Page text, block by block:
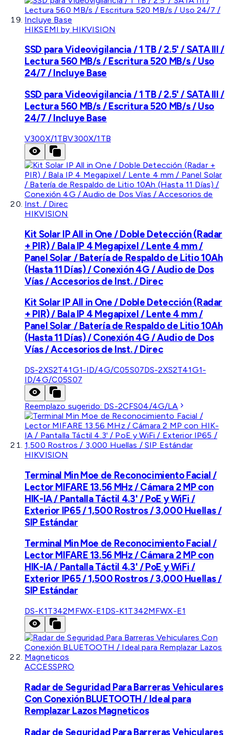
HIKSEMI by HIKVISION
SSD para Videovigilancia / 1 TB / 2.5' / SATA III /
Lectura 560 MB/s / Escritura 520 MB/s / Uso
24/7 / Incluye Base
SSD para Videovigilancia / 1 TB / 2.5' / SATA III /
Lectura 560 MB/s / Escritura 520 MB/s / Uso
24/7 / Incluye Base
V300X/1TBV300X/1TB
HIKVISION
Kit Solar IP All in One / Doble Detección (Radar
+ PIR) / Bala IP 4 Megapixel / Lente 4 mm /
Panel Solar / Batería de Respaldo de Litio 10Ah
(Hasta 11 Días) / Conexión 4G / Audio de Dos
Vías / Accesorios de Inst. / Direc
Kit Solar IP All in One / Doble Detección (Radar
+ PIR) / Bala IP 4 Megapixel / Lente 4 mm /
Panel Solar / Batería de Respaldo de Litio 10Ah
(Hasta 11 Días) / Conexión 4G / Audio de Dos
Vías / Accesorios de Inst. / Direc
DS-2XS2T41G1-ID/4G/C05S07DS-2XS2T41G1-
ID/4G/C05S07
Reemplazo sugerido: DS-2CFS04/4G/LA
HIKVISION
Terminal Min Moe de Reconocimiento Facial /
Lector MIFARE 13.56 MHz / Cámara 2 MP con
HIK-IA / Pantalla Táctil 4.3' / PoE y WiFi /
Exterior IP65 / 1,500 Rostros / 3,000 Huellas /
SIP Estándar
Terminal Min Moe de Reconocimiento Facial /
Lector MIFARE 13.56 MHz / Cámara 2 MP con
HIK-IA / Pantalla Táctil 4.3' / PoE y WiFi /
Exterior IP65 / 1,500 Rostros / 3,000 Huellas /
SIP Estándar
DS-K1T342MFWX-E1 DS-K1T342MFWX-E1
ACCESSPRO
Radar de Seguridad Para Barreras Vehiculares
Con Conexión BLUETOOTH / Ideal para
Remplazar Lazos Magneticos
Radar de Seguridad Para Barreras Vehiculares